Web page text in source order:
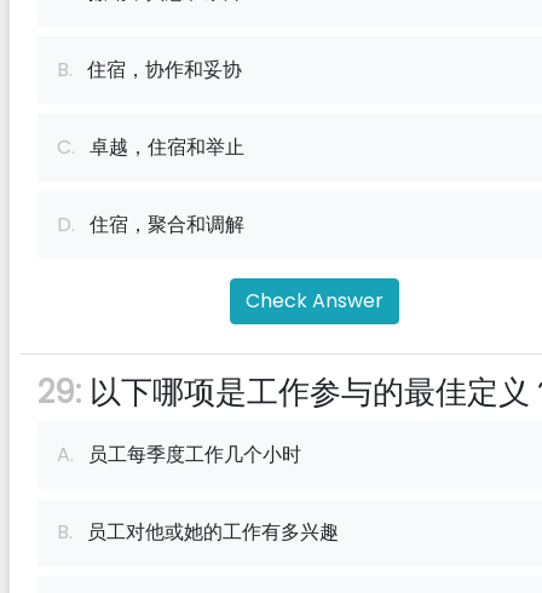
B. 住宿，协作和妥协
C. 卓越，住宿和举止
D. 住宿，聚合和调解
Check Answer
29: 以下哪项是工作参与的最佳定义
A. 员工每季度工作几个小时
B. 员工对他或她的工作有多兴趣